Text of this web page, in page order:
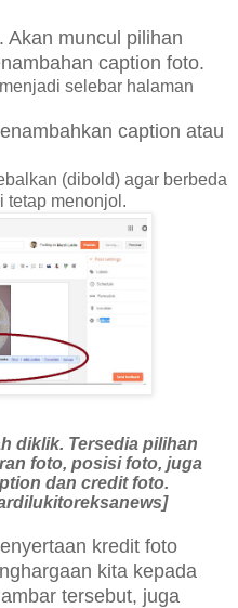
Akan muncul pilihan
caption foto.
selebar halaman
caption atau
(dibold) agar berbeda
tetap menonjol.
diklik. Tersedia pilihan
foto, posisi foto, juga
dan credit foto.
kredit foto
kita kepada
tersebut, juga